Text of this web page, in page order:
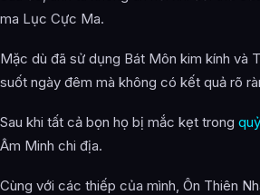
ma Lục Cực Ma.
Mặc dù đã sử dụng Bát Môn kim kính và
suốt ngày đêm mà không có kết quả rõ
Sau khi tất cả bọn họ bị mắc kẹt trong quỷ
Âm Minh chi địa.
Cùng với các thiếp của mình, Ôn Thiên